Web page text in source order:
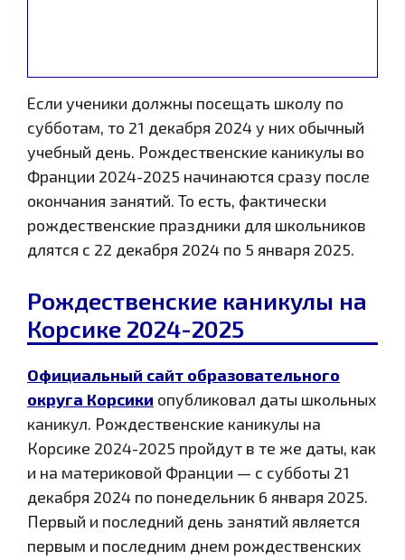
Если ученики должны посещать школу по
субботам, то 21 декабря 2024 у них обычный
учебный день. Рождественские каникулы во
Франции 2024-2025 начинаются сразу после
окончания занятий. То есть, фактически
рождественские праздники для школьников
длятся с 22 декабря 2024 по 5 января 2025.
Рождественские каникулы на
Корсике 2024-2025
Официальный сайт образовательного
округа Корсики опубликовал даты школьных
каникул. Рождественские каникулы на
Корсике 2024-2025 пройдут в те же даты, как
и на материковой Франции — с субботы 21
декабря 2024 по понедельник 6 января 2025.
Первый и последний день занятий является
первым и последним днем рождественских